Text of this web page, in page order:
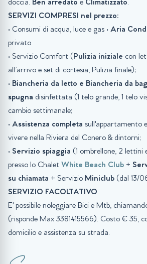
doccia. Ben arredato e Climatizzato.
SERVIZI COMPRESI nel prezzo:
• Consumi di acqua, luce e gas • Aria
privato
• Servizio Comfort (Pulizia iniziale con
all’arrivo e set di cortesia, Pulizia finale);
• Biancheria da letto e Biancheria da
spugna disinfettata (1 telo grande, 1 telo
cambio settimanale;
• Assistenza completa sull'appartamento
vivere nella Riviera del Conero & dintorni;
• Servizio spiaggia (1 ombrellone, 2 lettini
presso lo Chalet White Beach Club +
su chiamata + Servizio Miniclub (dal 13/
SERVIZIO FACOLTATIVO
E' possibile noleggiare Bici e Mtb,
(risponde Max 3381415566). Costo € 35,
domicilio e assistenza su strada.